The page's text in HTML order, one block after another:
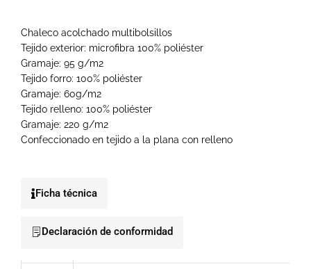
Chaleco acolchado multibolsillos
Tejido exterior: microfibra 100% poliéster
Gramaje: 95 g/m2
Tejido forro: 100% poliéster
Gramaje: 60g/m2
Tejido relleno: 100% poliéster
Gramaje: 220 g/m2
Confeccionado en tejido a la plana con relleno
Ficha técnica
Declaración de conformidad